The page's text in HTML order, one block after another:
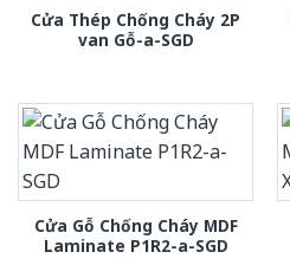
Cửa Thép Chống Cháy 2P
van Gỗ-a-SGD
Cửa Gỗ Chống Cháy MDF
Laminate P1R2-a-SGD